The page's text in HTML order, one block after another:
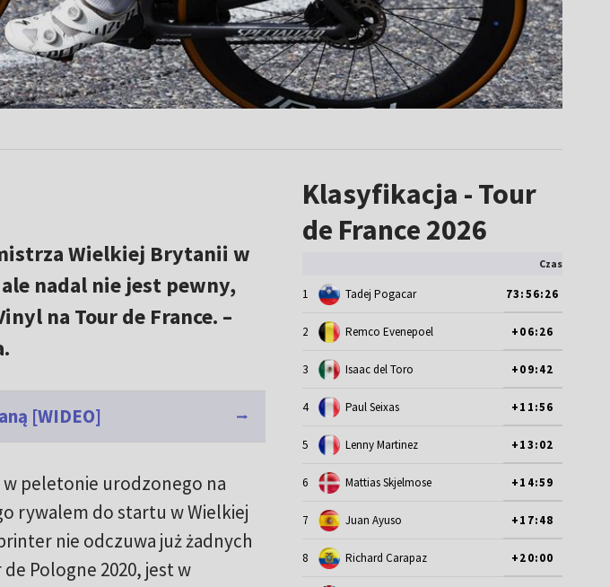
Wielkiej Brytanii w
nadal nie jest pewny,
na Tour de France. –
[WIDEO]
w peletonie urodzonego na
rywalem do startu w Wielkiej
nie odczuwa już żadnych
Pologne 2020, jest w
Klasyfikacja - Tour
de France 2026
Czas
1 Tadej Pogacar 73:56:26
2 Remco Evenepoel +06:26
3 Isaac del Toro +09:42
4 Paul Seixas +11:56
5 Lenny Martinez +13:02
6 Mattias Skjelmose +14:59
7 Juan Ayuso +17:48
8 Richard Carapaz +20:00